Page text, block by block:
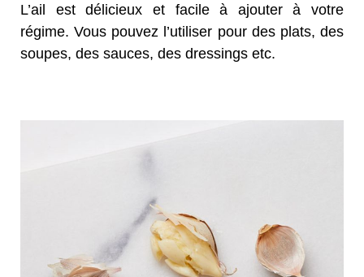
L’ail est délicieux et facile à ajouter à votre
régime. Vous pouvez l’utiliser pour des plats, des
soupes, des sauces, des dressings etc.